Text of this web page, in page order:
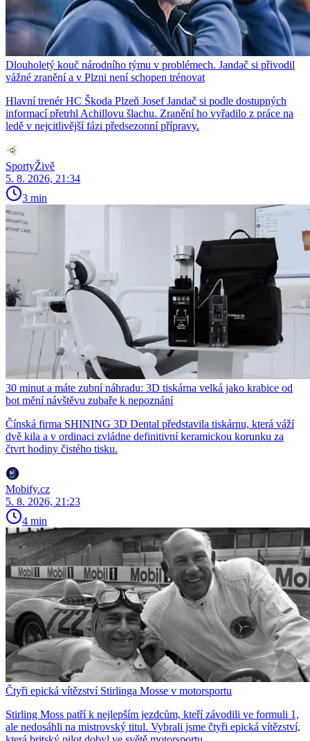
Dlouholetý kouč národního týmu v problémech. Jandač si přivodil
vážné zranění a v Plzni není schopen trénovat
Hlavní trenér HC Škoda Plzeň Josef Jandač si podle dostupných
informací přetrhl Achillovu šlachu. Zranění ho vyřadilo z práce na
ledě v nejcitlivější fázi předsezonní přípravy.
SportyŽivě
5. 8. 2026, 21:34
3 min
30 minut a máte zubní náhradu: 3D tiskárna velká jako krabice od
bot mění návštěvu zubaře k nepoznání
Čínská firma SHINING 3D Dental představila tiskárnu, která váží
dvě kila a v ordinaci zvládne definitivní keramickou korunku za
čtvrt hodiny čistého tisku.
Mobify.cz
5. 8. 2026, 21:23
4 min
Čtyři epická vítězství Stirlinga Mosse v motorsportu
Stirling Moss patří k nejlepším jezdcům, kteří závodili ve formuli 1,
ale nedosáhli na mistrovský titul. Vybrali jsme čtyři epická vítězství,